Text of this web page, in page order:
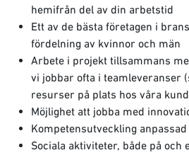
hemifrån del av din arbetstid
Ett av de bästa företagen i
fördelning av kvinnor och män
Arbete i projekt tillsammans
vi jobbar ofta i teamleveranser
resurser på plats hos våra
Möjlighet att jobba med
Kompetensutveckling
Sociala aktiviteter, både på